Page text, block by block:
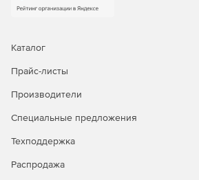
Каталог
Прайс-листы
Производители
Специальные предложения
Техподдержка
Распродажа